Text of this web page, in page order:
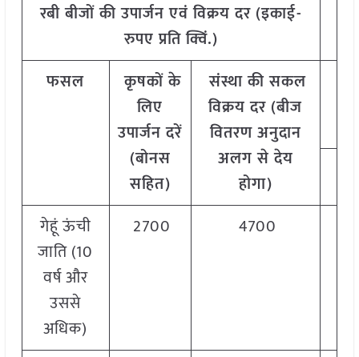
रबी बीजों की उपार्जन एवं विक्रय दर (इकाई-
रुपए प्रति क्विं.)
फसल
कृषकों के
लिए
उपार्जन दरें
(बोनस
सहित)
संस्था की सकल
विक्रय दर (बीज
वितरण अनुदान
अलग से देय
होगा)
गेहूं ऊंची
जाति (10
वर्ष और
उससे
अधिक)
2700 4700